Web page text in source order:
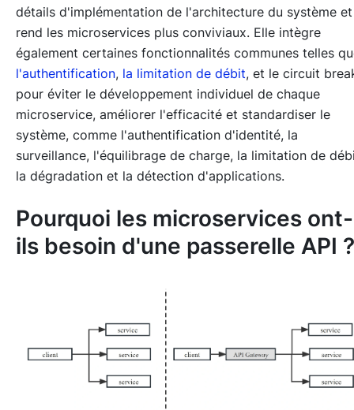
détails d'implémentation de l'architecture du système et
rend les microservices plus conviviaux. Elle intègre
également certaines fonctionnalités communes telles
l'authentification, la limitation de débit, et le circuit
pour éviter le développement individuel de chaque
microservice, améliorer l'efficacité et standardiser le
système, comme l'authentification d'identité, la
surveillance, l'équilibrage de charge, la limitation de
la dégradation et la détection d'applications.
Pourquoi les microservices ont-
ils besoin d'une passerelle API ?